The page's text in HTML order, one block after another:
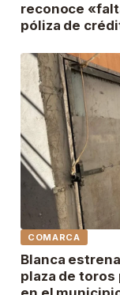
reconoce
póliza de
COMARCA
Blanca
plaza de